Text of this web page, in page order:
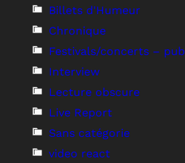
Billets d'Humeur
Chronique
Festivals/concerts – pub
Interview
Lecture obscure
Live Report
Sans catégorie
video react